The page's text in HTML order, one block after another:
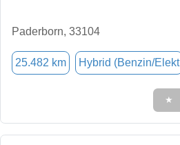
Paderborn, 33104
25.482 km Hybrid (Benzin/Elekt
★